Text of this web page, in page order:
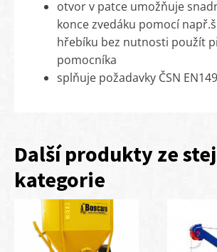
otvor v patce umožňuje
konce zvedáku pomocí
hřebíku bez nutnosti použít
pomocníka
splňuje požadavky ČSN
Další produkty ze
kategorie